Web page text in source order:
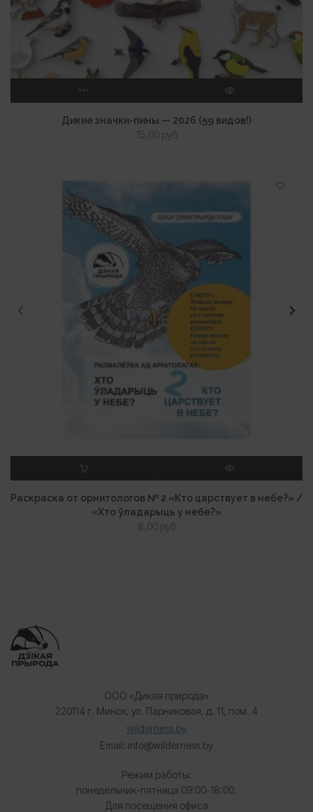
ВЫБЕРИТЕ ПАРАМЕТРЫ ПРОСМОТР
Дикие значки-пины — 2026 (59 видов!)
15,00 руб
Раскраска от орнитологов № 2 «Кто царствует в небе?» /
«Хто ўладарыць у небе?»
8,00 руб
ООО «Дикая природа»
220114 г. Минск, ул. Парниковая, д. 11, пом. 4
wilderness.by
Email: info@wilderness.by
Режим работы:
понедельник-пятница 09:00-18:00.
Для посещения офиса